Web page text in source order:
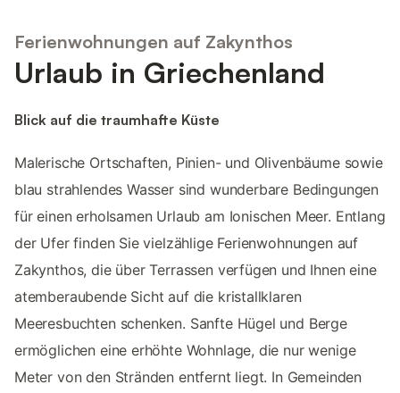
Ferienwohnungen auf Zakynthos
Urlaub in Griechenland
Blick auf die traumhafte Küste
Malerische Ortschaften, Pinien- und Olivenbäume sowie
blau strahlendes Wasser sind wunderbare Bedingungen
für einen erholsamen Urlaub am Ionischen Meer. Entlang
der Ufer finden Sie vielzählige Ferienwohnungen auf
Zakynthos, die über Terrassen verfügen und Ihnen eine
atemberaubende Sicht auf die kristallklaren
Meeresbuchten schenken. Sanfte Hügel und Berge
ermöglichen eine erhöhte Wohnlage, die nur wenige
Meter von den Stränden entfernt liegt. In Gemeinden